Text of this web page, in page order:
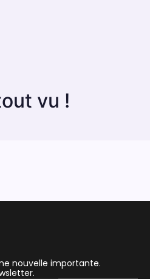
vu !
nouvelle importante.